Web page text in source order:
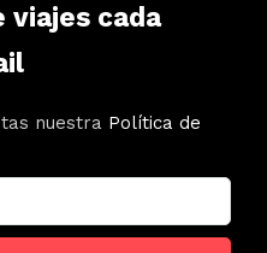
viajes cada
nuestra Política de